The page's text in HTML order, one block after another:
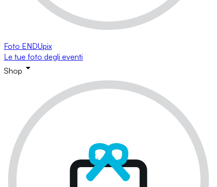
Foto ENDUpix
Le tue foto degli eventi
Shop